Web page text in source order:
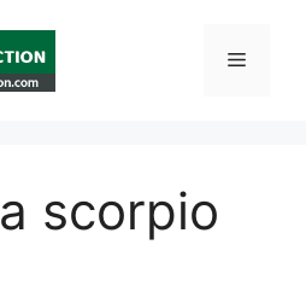
Menu
scorpio